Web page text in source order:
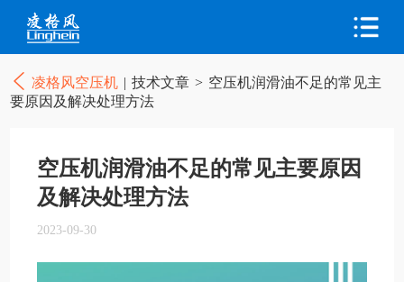
凌格风空压机 | 技术文章 > 空压机润滑油不足的常见主
要原因及解决处理方法
空压机润滑油不足的常见主要原因
及解决处理方法
2023-09-30